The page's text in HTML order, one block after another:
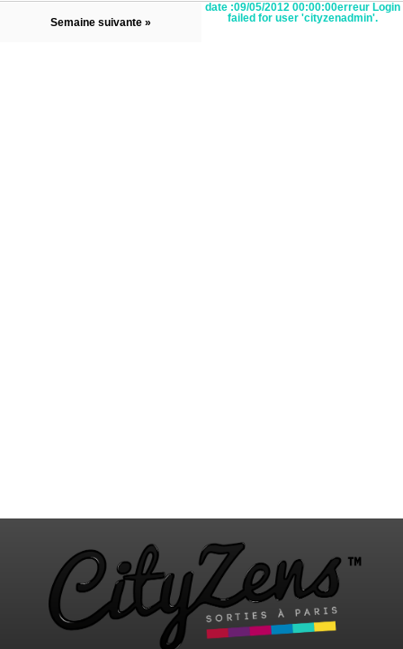
Semaine suivante
date :09/05/2012 00:00:00erreur Login
failed for user 'cityzenadmin'.